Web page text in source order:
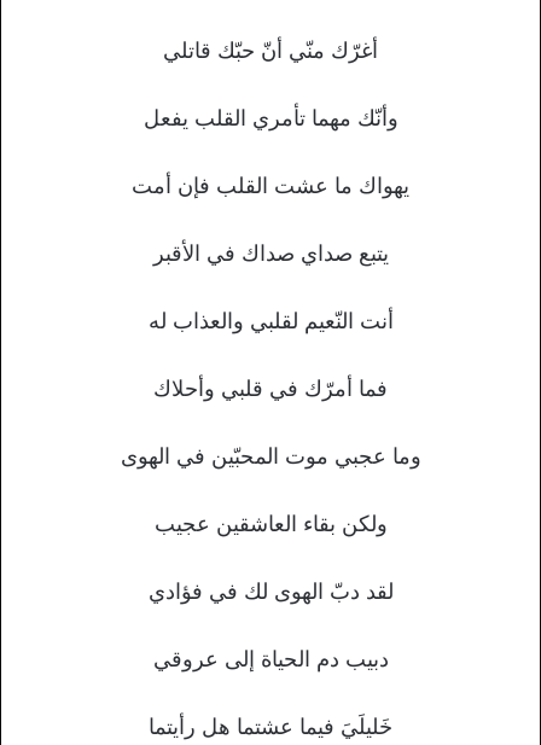
أغرّك منّي أنّ حبّك قاتلي
وأنّك مهما تأمري القلب يفعل
يهواك ما عشت القلب فإن أمت
يتبع صداي صداك في الأقبر
أنت النّعيم لقلبي والعذاب له
فما أمرّك في قلبي وأحلاك
وما عجبي موت المحبّين في الهوى
ولكن بقاء العاشقين عجيب
لقد دبّ الهوى لك في فؤادي
دبيب دم الحياة إلى عروقي
خَليلَيَ فيما عشتما هل رأيتما